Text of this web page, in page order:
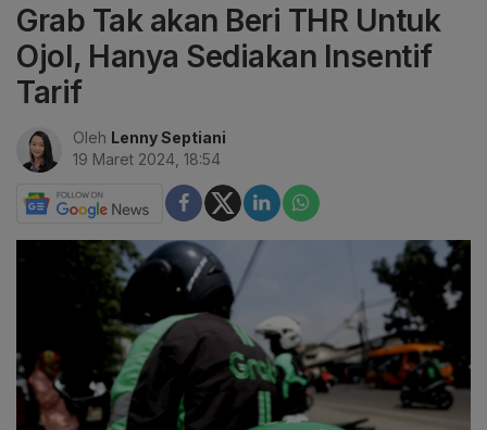
Grab Tak akan Beri THR Untuk
Ojol, Hanya Sediakan Insentif
Tarif
Oleh Lenny Septiani
19 Maret 2024, 18:54